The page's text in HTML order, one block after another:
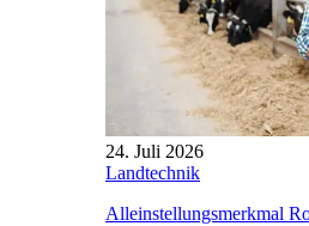
24. Juli 2026
Landtechnik
Alleinstellungsmerkmal